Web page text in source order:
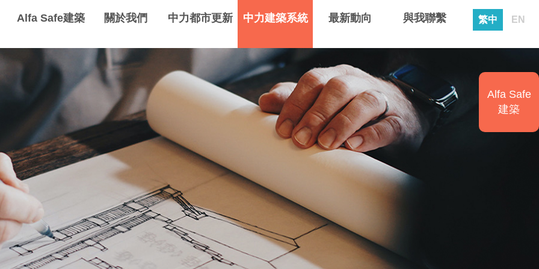
Alfa Safe建築 關於我們 中力都市更新 中力建築系統 最新動向 與我聯繫 繁中 EN
Alfa Safe
建築